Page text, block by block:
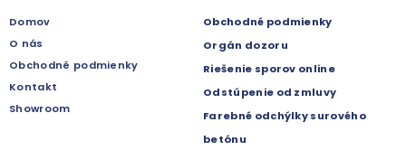
Domov
O nás
Obchodné podmienky
Kontakt
Showroom
Obchodné podmienky
Orgán dozoru
Riešenie sporov online
Odstúpenie od zmluvy
Farebné odchýlky surového
betónu